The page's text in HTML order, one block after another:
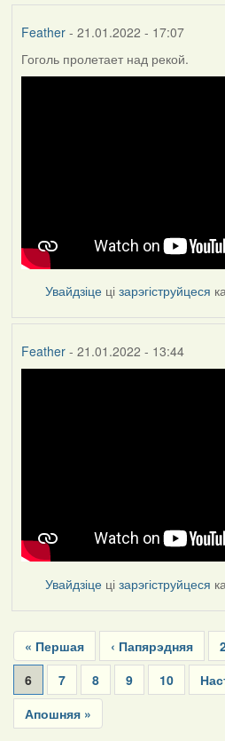
Feather- 21.01.2022 - 17:07
Гоголь пролетает над рекой.
Увайдзіце цізарэгіструйцеся
Feather- 21.01.2022 - 13:44
Увайдзіце цізарэгіструйцеся
Pagination
First
page
« Першая
Previous
page
‹ Папярэдняя
Current
page
6 Page
7 Page
8 Page
9 Page
10
Last
page
Апошняя »